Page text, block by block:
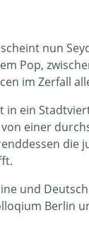
nun
Pop,
im Zerfall
ein
einer
die
und
Berlin